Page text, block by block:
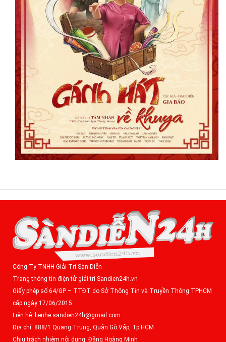
Công Ty TNHH Giải Trí Sàn Diễn
Trang thông tin điện tử giải trí Sandien24h.vn
Giấy phép số 64/GP – TTĐT do Sở Thông Tin và Truyền Thông TPHCM
cấp ngày 17/06/2015
Liên hệ: lienhe.sandien24h@gmail.com
Địa chỉ: 888/1 Quang Trung, Quận Gò Vấp, Tp.HCM
Chịu trách nhiệm nội dung: Đặng Hoàng Minh